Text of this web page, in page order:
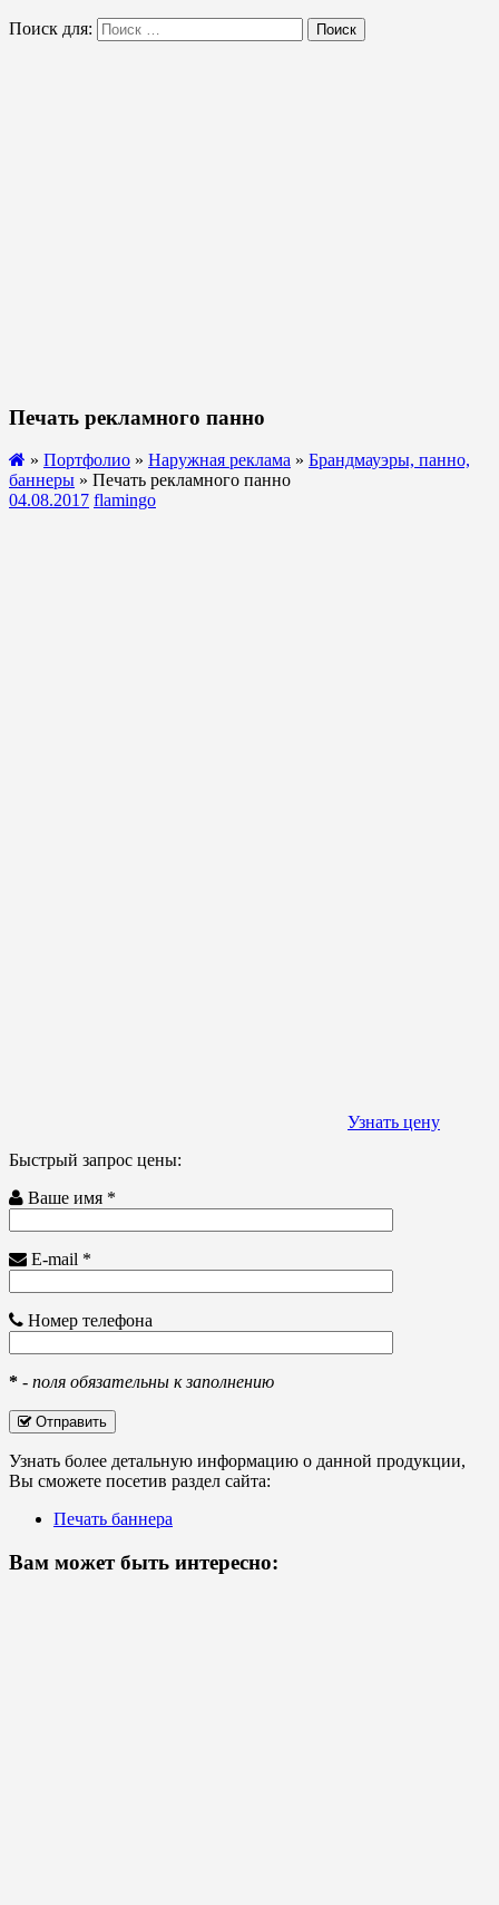
Поиск для: Поиск
Печать рекламного панно
» Портфолио » Наружная реклама » Брандмауэры, панно,
баннеры » Печать рекламного панно
04.08.2017 flamingo
Узнать цену
Быстрый запрос цены:
Ваше имя *
E-mail *
Номер телефона
* - поля обязательны к заполнению
Отправить
Узнать более детальную информацию о данной продукции,
Вы сможете посетив раздел сайта:
Печать баннера
Вам может быть интересно: